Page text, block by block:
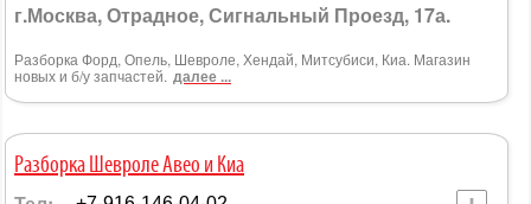
г.Москва, Отрадное, Сигнальный Проезд, 17а.
Разборка Форд, Опель, Шевроле, Хендай, Митсубиси, Киа. Магазин
новых и б/у запчастей. далее ...
Разборка Шевроле Авео и Киа